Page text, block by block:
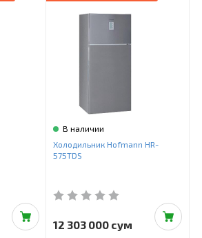
В наличии
Холодильник Hofmann HR-
575TDS
12 303 000 сум